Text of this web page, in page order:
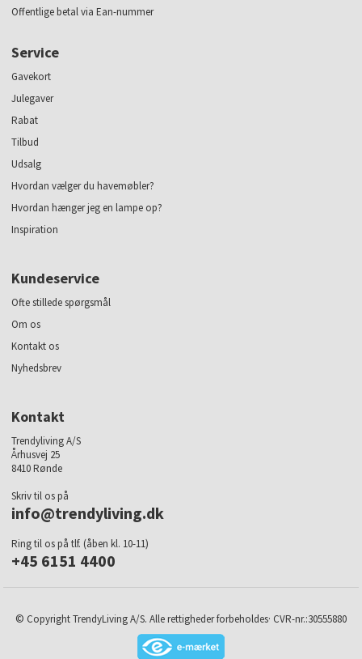
Offentlige betal via Ean-nummer
Service
Gavekort
Julegaver
Rabat
Tilbud
Udsalg
Hvordan vælger du havemøbler?
Hvordan hænger jeg en lampe op?
Inspiration
Kundeservice
Ofte stillede spørgsmål
Om os
Kontakt os
Nyhedsbrev
Kontakt
Trendyliving A/S
Århusvej 25
8410 Rønde
Skriv til os på
info@trendyliving.dk
Ring til os på tlf. (åben kl. 10-11)
+45 6151 4400
© Copyright TrendyLiving A/S. Alle rettigheder forbeholdes· CVR-nr.:30555880